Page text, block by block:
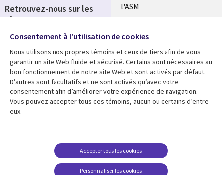
l'ASM
Fusions
Ressources
Library
Links
Articles
Blog
Support
Legal
Accessibilité
conditions juridiques
FAQ Carrières
Retrouvez-nous sur les
réseaux
Social
Media
FRANCE
Consentement à l'utilisation de cookies
Nous utilisons nos propres témoins et ceux de tiers afin de vous
garantir un site Web fluide et sécurisé. Certains sont nécessaires au
bon fonctionnement de notre site Web et sont activés par défaut.
D’autres sont facultatifs et ne sont activés qu’avec votre
consentement afin d’améliorer votre expérience de navigation.
Vous pouvez accepter tous ces témoins, aucun ou certains d’entre
eux.
Personnaliser les cookies
Accepter tous les cookies